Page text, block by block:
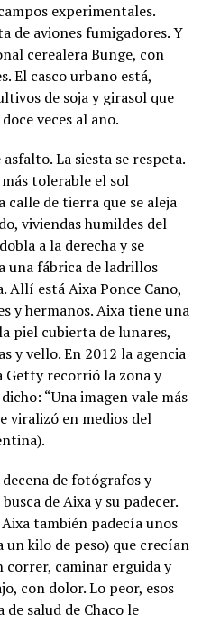
experimentales.
de aviones fumigadores. Y
cerealera Bunge, con
El casco urbano está,
de soja y girasol que
veces al año.
asfalto. La siesta se respeta.
tolerable el sol
calle de tierra que se aleja
viviendas humildes del
a la derecha y se
una fábrica de ladrillos
Allí está Aixa Ponce Cano,
y hermanos. Aixa tiene una
piel cubierta de lunares,
y vello. En 2012 la agencia
recorrió la zona y
“Una imagen vale más
viralizó en medios del
de fotógrafos y
de Aixa y su padecer.
también padecía unos
kilo de peso) que crecían
correr, caminar erguida y
con dolor. Lo peor, esos
salud de Chaco le